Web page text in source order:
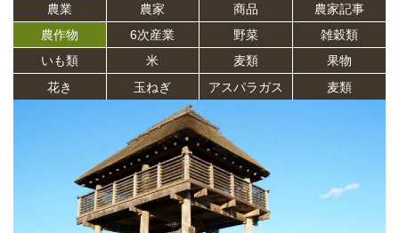
農業 農家 商品
農家記事
農作物
6次産業 野菜
雑穀類
いも類
米 麦類
果物
花き
玉ねぎ アスパラガス 麦類